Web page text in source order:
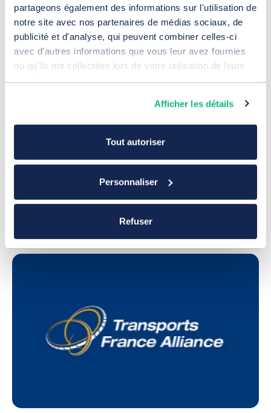
partageons également des informations sur l'utilisation de
notre site avec nos partenaires de médias sociaux, de
publicité et d'analyse, qui peuvent combiner celles-ci
avec d'autres informations que vous leur avez fournies
ou qu'ils ont collectées lors de votre utilisation de leurs
Afficher les détails
Tout autoriser
Personnaliser
Refuser
Campagne Google Ads SEA pour
Atlantique Rayonnages
15 juillet 2026